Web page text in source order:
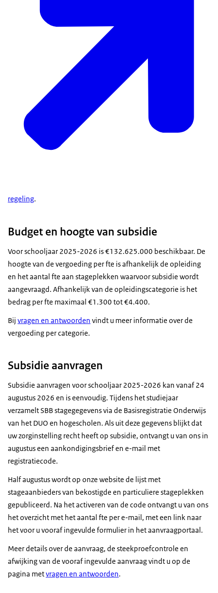
regeling.
Budget en hoogte van subsidie
Voor schooljaar 2025-2026 is €132.625.000 beschikbaar. De
hoogte van de vergoeding per fte is afhankelijk de opleiding
en het aantal fte aan stageplekken waarvoor subsidie wordt
aangevraagd. Afhankelijk van de opleidingscategorie is het
bedrag per fte maximaal €1.300 tot €4.400.
Bij vragen en antwoorden vindt u meer informatie over de
vergoeding per categorie.
Subsidie aanvragen
Subsidie aanvragen voor schooljaar 2025-2026 kan vanaf 24
augustus 2026 en is eenvoudig. Tijdens het studiejaar
verzamelt SBB stagegegevens via de Basisregistratie Onderwijs
van het DUO en hogescholen. Als uit deze gegevens blijkt dat
uw zorginstelling recht heeft op subsidie, ontvangt u van ons in
augustus een aankondigingsbrief en e-mail met
registratiecode.
Half augustus wordt op onze website de lijst met
stageaanbieders van bekostigde en particuliere stageplekken
gepubliceerd. Na het activeren van de code ontvangt u van ons
het overzicht met het aantal fte per e-mail, met een link naar
het voor u vooraf ingevulde formulier in het aanvraagportaal.
Meer details over de aanvraag, de steekproefcontrole en
afwijking van de vooraf ingevulde aanvraag vindt u op de
pagina metvragen en antwoorden.